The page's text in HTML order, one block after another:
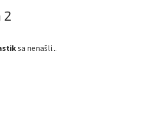
2
sa nenašli...